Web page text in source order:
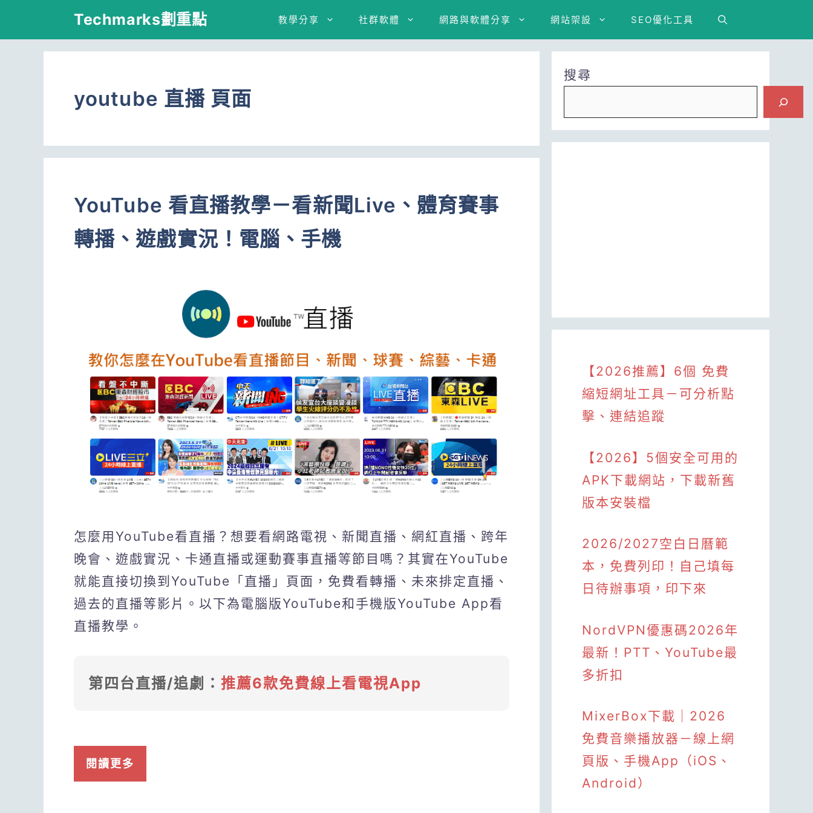
Techmarks劃重點 教學分享 社群軟體 網路與軟體分享 網站架設 SEO優化工具
youtube 直播 頁面
YouTube 看直播教學－看新聞Live、體育賽事
轉播、遊戲實況！電腦、手機
怎麼用YouTube看直播？想要看網路電視、新聞直播、網紅直播、跨年
晚會、遊戲實況、卡通直播或運動賽事直播等節目嗎？其實在YouTube
就能直接切換到YouTube「直播」頁面，免費看轉播、未來排定直播、
過去的直播等影片。以下為電腦版YouTube和手機版YouTube App看
直播教學。
第四台直播/追劇： 推薦6款免費線上看電視App
閱讀更多
搜尋
【2026推薦】6個 免費
縮短網址工具－可分析點
擊、連結追蹤
【2026】5個安全可用的
APK下載網站，下載新舊
版本安裝檔
2026/2027空白日曆範
本，免費列印！自己填每
日待辦事項，印下來
NordVPN優惠碼2026年
最新！PTT、YouTube最
多折扣
MixerBox下載｜2026
免費音樂播放器－線上網
頁版、手機App（iOS、
Android）